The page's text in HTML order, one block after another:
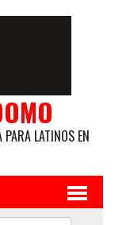
LATINOS EN